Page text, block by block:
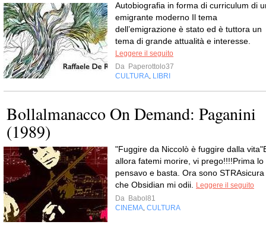
Autobiografia in forma di curriculum di
emigrante moderno Il tema
dell’emigrazione è stato ed è tuttora un
tema di grande attualità e interesse.
Leggere il seguito
Da Paperottolo37
CULTURA, LIBRI
Bollalmanacco On Demand: Paganini
(1989)
"Fuggire da Niccolò è fuggire dalla
allora fatemi morire, vi prego!!!!Prima lo
pensavo e basta. Ora sono STRAsicura
che Obsidian mi odii. Leggere il seguito
Da Babol81
CINEMA, CULTURA